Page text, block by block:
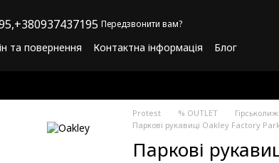
+380937437195 Передзвонити вам?
та повернення Контактна інформація
Блог
Protest % OUTLET
Паркові рукавиці Oakley Factory
Паркові